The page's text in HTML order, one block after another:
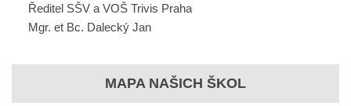
Ředitel SŠV a VOŠ Trivis Praha
Mgr. et Bc. Dalecký Jan
MAPA NAŠICH ŠKOL